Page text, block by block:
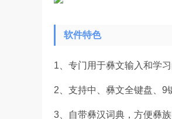
软件特色
1、专门用于彝文输入和学
2、支持中、彝文全键盘、9
3、自带彝汉词典，方便彝